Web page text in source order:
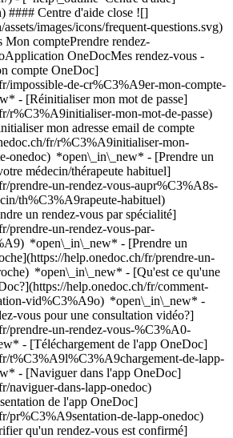
#### Centre d'aide close ![]
images/icons/frequent-questions.svg)
Mon comptePrendre rendez-
OneDocMes rendez-vous -
compte OneDoc]
impossible-de-cr%C3%A9er-mon-compte-
- [Réinitialiser mon mot de passe]
r%C3%A9initialiser-mon-mot-de-passe)
mon adresse email de compte
fr/r%C3%A9initialiser-mon-
onedoc) *open\_in\_new* - [Prendre un
médecin/thérapeute habituel]
prendre-un-rendez-vous-aupr%C3%A8s-
th%C3%A9rapeute-habituel)
un rendez-vous par spécialité]
prendre-un-rendez-vous-par-
*open\_in\_new* - [Prendre un
help.onedoc.ch/fr/prendre-un-
*open\_in\_new* - [Qu'est ce qu'une
help.onedoc.ch/fr/comment-
vid%C3%A9o) *open\_in\_new* -
vous pour une consultation vidéo?]
prendre-un-rendez-vous-%C3%A0-
- [Téléchargement de l'app OneDoc]
t%C3%A9l%C3%A9chargement-de-lapp-
- [Naviguer dans l'app OneDoc]
naviguer-dans-lapp-onedoc)
de l'app OneDoc]
pr%C3%A9sentation-de-lapp-onedoc)
- NVS*check\_circle* - APTN*check\_circle* Disponibilité*keyboard\_arrow\_down* - Disponible aujourdhui*check\_circle* - Dans les 3 prochains jours*check\_circle* - Dans les 7 prochains jours*check\_circle* - Dans les 14 prochains jours*check\_circle* # Kinésiologue à Préverenges: prenez rendez-vous en ligne aujourd'hui ## 1 résultat à Préverenges [![Mme Antonella Huber D'Ascenzo, kinésiologue à Préverenges](https://assets.onedoc.ch/images/users/98b8e9d68b95897a5a82f1278c05e9396b5559e8313417687e6e2e0d54b93af4-small.jpg "Mme Antonella Huber D'Ascenzo, kinésiologue à Préverenges")](https://www.onedoc.ch/fr/kinesiologue/preverenges/pcvkd/antonella-huber-d-ascenzo) ### [Mme Antonella Huber D'Ascenzo](https://www.onedoc.ch/fr/kinesiologue/preverenges/pcvkd/antonella-huber-d-ascenzo) ![Badge indiquant un profil vérifié](https://www.onedoc.ch/assets/images/icons/checkmark.svg) Kinésiologue Antonella Huber D'Ascenzo Kinésiologue Rue de Lausanne 57 1028 Préverenges ![Mme Antonella Huber D'Ascenzo est affiliée au réseau ASCA](https://assets.onedoc.ch/images/networks/logos/496d325fd4282f2f0a46197dd629fd16fcd2d324839e441a2a65aaa74df08a15-small.png) ![Icône patient avec un signe plus annonçant que le professionnel accepte de nouveaux patients](https://www.onedoc.ch/assets/images/icons/new-patients.svg)Accepte les nouveaux patients [Réserver un RDV](https://www.onedoc.ch/fr/kinesiologue/preverenges/pcvkd/antonella-huber-d-ascenzo) *chevron\_left* lun. 03 août *chevron\_right* Voir plus de rendez-vous *error\_outline* Une erreur s'est produite lors du chargement des disponibilités [Réessayer](https://www.onedoc.ch) ## __Kinésiologues__: d'autres spécialistes sont réservables en ligne dans les environs de __Préverenges__ [![Mme Mélissa Boidart, kinésiologue à Lonay](https://assets.onedoc.ch/images/users/03bd6177d08cf9c15be53da3ed3c1278d08402df6bb5ee9f869d8dfae38291f0-small.png "Mme Mélissa Boidart, kinésiologue à Lonay")](https://www.onedoc.ch/fr/kinesiologue/lonay/pcsaa/melissa-boidart) ### [Mme Mélissa Boidart](https://www.onedoc.ch/fr/kinesiologue/lonay/pcsaa/melissa-boidart) ![Badge indiquant un profil vérifié](https://www.onedoc.ch/assets/images/icons/checkmark.svg) [Kinésiologue](https://www.onedoc.ch/fr/kinesiologue/lonay) Cabinet Cure Energy Route de Denges 28G 1027 Lonay ![Mme Mélissa Boidart est affiliée au réseau ASCA](https://assets.onedoc.ch/images/networks/logos/496d325fd4282f2f0a46197dd629fd16fcd2d324839e441a2a65aaa74df08a15-small.png) ![Icône patient avec un signe plus annonçant que le professionnel accepte de nouveaux patients](https://www.onedoc.ch/assets/images/icons/new-patients.svg)Accepte les nouveaux patients [Réserver un RDV](https://www.onedoc.ch/fr/kinesiologue/lonay/pcsaa/melissa-boidart) *chevron\_left* lun. 03 août *chevron\_right* Voir plus de rendez-vous *error\_outline* Une erreur s'est produite lors du chargement des disponibilités [Réessayer](https://www.onedoc.ch) [![Mme Natacha Pesenti, kinésiologue à Morges](https://assets.onedoc.ch/images/users/7fb1f4e85597fb5aeea7052c6d6b0fff75f516bc5ea117334b8e38641bb24177-small.jpg "Mme Natacha Pesenti, kinésiologue à Morges")](https://www.onedoc.ch/fr/kinesiologue/morges/pcvb2/natacha-pesenti) ### [Mme Natacha Pesenti](https://www.onedoc.ch/fr/kinesiologue/morges/pcvb2/natacha-pesenti) ![Badge indiquant un profil vérifié](https://www.onedoc.ch/assets/images/icons/checkmark.svg) [Kinésiologue](https://www.onedoc.ch/fr/kinesiologue/morges) Cabinet de Natacha Pesenti Grand-Rue 79 1110 Morges ![Mme Natacha Pesenti est affiliée au réseau ASCA](https://assets.onedoc.ch/images/networks/logos/496d325fd4282f2f0a46197dd629fd16fcd2d324839e441a2a65aaa74df08a15-small.png)![Mme Natacha Pesenti est affiliée au réseau RME](https://assets.onedoc.ch/images/networks/logos/a202aabd14cdddb5ff03205af2481fb805645ff903773c55a6c572d22f23762e-small.png) ![Icône patient avec un signe plus annonçant que le professionnel accepte de nouveaux patients](https://www.onedoc.ch/assets/images/icons/new-patients.svg)Accepte les nouveaux patients [Réserver un RDV](https://www.onedoc.ch/fr/kinesiologue/morges/pcvb2/natacha-pesenti) *chevron\_left* lun. 03 août *chevron\_right* Voir plus de rendez-vous *error\_outline* Une erreur s'est produite lors du chargement des disponibilités [Réessayer](https://www.onedoc.ch) [![Mme Mélanie Staub, kinésiologue à Morges](https://assets.onedoc.ch/images/users/d48abf38ea04aad5d69eaba5c9779800bf0f4876c7af91b42f82c8bef534796f-small.png "Mme Mélanie Staub, kinésiologue à Morges")](https://www.onedoc.ch/fr/kinesiologue/morges/pcneu/melanie-staub) ### [Mme Mélanie Staub](https://www.onedoc.ch/fr/kinesiologue/morges/pcneu/melanie-staub) [Kinésiologue](https://www.onedoc.ch/fr/kinesiologue/morges) Espace Anahata Rue Louis de Savoie 29 1110 Morges ![Mme Mélanie Staub est affiliée au réseau ASCA](https://assets.onedoc.ch/images/networks/logos/496d325fd4282f2f0a46197dd629fd16fcd2d324839e441a2a65aaa74df08a15-small.png)![Mme Mélanie Staub est affiliée au réseau RME](https://assets.onedoc.ch/images/networks/logos/a202aabd14cdddb5ff03205af2481fb805645ff903773c55a6c572d22f23762e-small.png) ![Icône patient avec un signe plus annonçant que le professionnel accepte de nouveaux patients](https://www.onedoc.ch/assets/images/icons/new-patients.svg)Accepte les nouveaux patients [Réserver un RDV](https://www.onedoc.ch/fr/kinesiologue/morges/pcneu/melanie-staub) [![Mme Leila Planas, thérapeute en drainage lymphatique à Morges](https://assets.onedoc.ch/images/users/c5d48fe7d7e9f4768b9308f723d5fd18d53408735de37e541cf3db56b55be056-small.png "Mme Leila Planas, thérapeute en drainage lymphatique à Morges")](https://www.onedoc.ch/fr/therapeute-en-drainage-lymphatique/morges/pc1o6/leila-planas) ### [Mme Leila Planas](https://www.onedoc.ch/fr/therapeute-en-drainage-lymphatique/morges/pc1o6/leila-planas) ![Badge indiquant un profil vérifié](https://www.onedoc.ch/assets/images/icons/checkmark.svg) [Thérapeute en drainage lymphatique](https://www.onedoc.ch/fr/therapeute-en-drainage-lymphatique/morges), [Kinésiologue](https://www.onedoc.ch/fr/kinesiologue/morges) Leila Planas - Thérapeute en drainage lymphatique Chemin de Joulens 1 1110 Morges ![Mme Leila Planas est affiliée au réseau ASCA](https://assets.onedoc.ch/images/networks/logos/496d325fd4282f2f0a46197dd629fd16fcd2d324839e441a2a65aaa74df08a15-small.png) ![Icône patient avec un signe plus annonçant que le professionnel accepte de nouveaux patients](https://www.onedoc.ch/assets/images/icons/new-patients.svg)Accepte les nouveaux patients [Réserver un RDV](https://www.onedoc.ch/fr/therapeute-en-drainage-lymphatique/morges/pc1o6/leila-planas) [![M. Simon Naclerio, kinésiologue à Lonay](https://assets.onedoc.ch/images/users/ac5cde8031d621905e7495f5a52e05b4408431d566d7c894ae393d82af3de47f-small.jpg "M. Simon Naclerio, kinésiologue à Lonay")](https://www.onedoc.ch/fr/kinesiologue/lonay/pc07r/simon-naclerio) ### [M. Simon Naclerio](https://www.onedoc.ch/fr/kinesiologue/lonay/pc07r/simon-naclerio) ![Badge indiquant un profil vérifié](https://www.onedoc.ch/assets/images/icons/checkmark.svg) [Kinésiologue](https://www.onedoc.ch/fr/kinesiologue/lonay) Cabinet du Centre thérapeutique de Lonay Chemin du Bief 8 1027 Lonay ![M. Simon Naclerio est affilié au réseau ASCA](https://assets.onedoc.ch/images/networks/logos/496d325fd4282f2f0a46197dd629fd16fcd2d324839e441a2a65aaa74df08a15-small.png)![M. Simon Naclerio est affilié au réseau RME](https://assets.onedoc.ch/images/networks/logos/a202aabd14cdddb5ff03205af2481fb805645ff903773c55a6c572d22f23762e-small.png) ![Icône patient avec un signe plus annonçant que le professionnel accepte de nouveaux patients](https://www.onedoc.ch/assets/images/icons/new-patients.svg)Accepte les nouveaux patients [Réserver un RDV](https://www.onedoc.ch/fr/kinesiologue/lonay/pc07r/simon-naclerio) [![Mme Lynda Stebler, kinésiologue à Saint-Sulpice](https://assets.onedoc.ch/images/users/6b3984f82d2d80c90d7a6725c5f850ba5b1f37c3eec66c86df2a1b247ae7300d-small.jpg "Mme Lynda Stebler, kinésiologue à Saint-Sulpice")](https://www.onedoc.ch/fr/kinesiologue/saint-sulpice/pctxi/lynda-stebler) ### [Mme Lynda Stebler](https://www.onedoc.ch/fr/kinesiologue/saint-sulpice/pctxi/lynda-stebler) ![Badge indiquant un profil vérifié](https://www.onedoc.ch/assets/images/icons/checkmark.svg) [Kinésiologue](https://www.onedoc.ch/fr/kinesiologue/saint-sulpice) L'éveil de Soi Rue du Centre 25 1025 Saint-